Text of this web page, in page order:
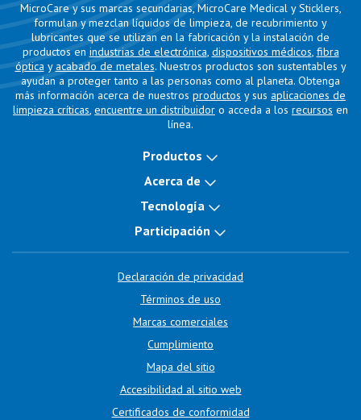
MicroCare y sus marcas secundarias, MicroCare Medical y Sticklers,
formulan y mezclan líquidos de limpieza, de recubrimiento y
lubricantes que se utilizan en la fabricación y la instalación de
productos en industrias de electrónica, dispositivos médicos, fibra
óptica y acabado de metales. Nuestros productos son sustentables y
ayudan a proteger tanto a las personas como al planeta. Obtenga
más información acerca de nuestros productos y sus aplicaciones de
limpieza críticas, encuentre un distribuidor o acceda a los recursos en
línea.
Productos
Acerca de
Tecnología
Participación
Declaración de privacidad
Términos de uso
Marcas comerciales
Cumplimiento
Mapa del sitio
Accesibilidad al sitio web
Certificados de conformidad